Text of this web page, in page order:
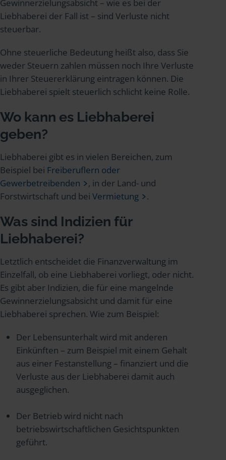
Gewinnerzielungsabsicht – wie es bei der
Liebhaberei der Fall ist – sind Verluste nicht
steuerbar.
Ohne steuerliche Bedeutung heißt also, dass Sie
weder Steuern zahlen müssen noch Ihre Verluste
in Ihrer Steuererklärung eintragen können. Die
Liebhaberei spielt steuerlich schlicht keine Rolle.
Wo kann es Liebhaberei
geben?
Liebhaberei gibt es in vielen Bereichen, zum
Beispiel bei Freiberuflern oder
Gewerbetreibenden
, in der Land- und
Forstwirtschaft und bei Vermietung .
Was sind Indizien für
Liebhaberei?
Letztlich entscheidet die Finanzverwaltung im
Einzelfall, ob eine Liebhaberei vorliegt, oder nicht.
Es gibt aber Indizien, die für eine mangelnde
Gewinnerzielungsabsicht und damit für eine
Liebhaberei sprechen. Wie zum Beispiel:
Der Lebensunterhalt wird mit anderen
Einkünften – zum Beispiel mit einem Gehalt
aus einer Festanstellung – finanziert und die
Verluste aus der Liebhaberei damit auch
ausgeglichen.
Der Betrieb wird nicht nach
betriebswirtschaftlichen Gesichtspunkten
geführt.